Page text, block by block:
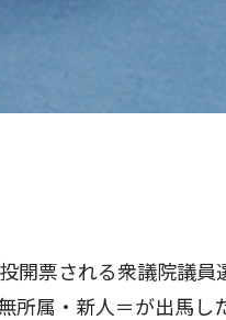
開票される衆議院議員
所属・新人＝が出馬し